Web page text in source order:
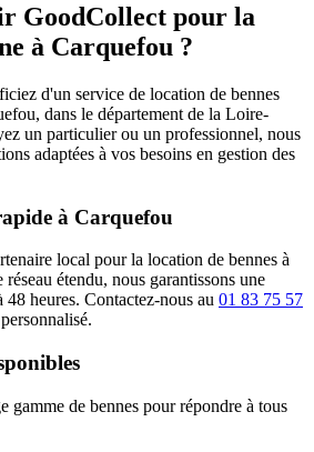
GoodCollect pour la
à Carquefou ?
d'un service de location de bennes
dans le département de la Loire-
un particulier ou un professionnel, nous
adaptées à vos besoins en gestion des
à Carquefou
local pour la location de bennes à
étendu, nous garantissons une
heures. Contactez-nous au 01 83 75 57
gamme de bennes pour répondre à tous